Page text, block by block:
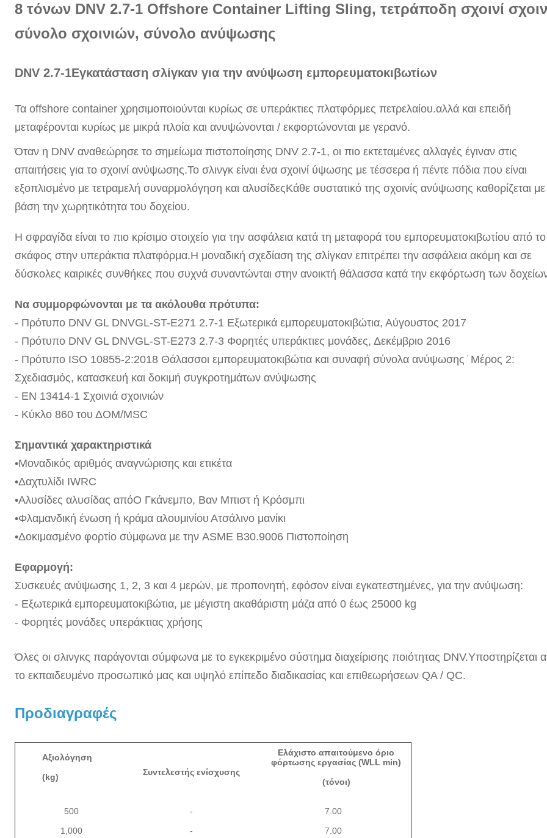
8 τόνων DNV 2.7-1 Offshore Container Lifting Sling, τετράποδη σχοινί
σύνολο σχοινιών, σύνολο ανύψωσης
DNV 2.7-1Εγκατάσταση σλίγκαν για την ανύψωση εμπορευματοκιβωτίων
Τα offshore container χρησιμοποιούνται κυρίως σε υπεράκτιες πλατφόρμες πετρελαίου.αλλά και επειδή
μεταφέρονται κυρίως με μικρά πλοία και ανυψώνονται / εκφορτώνονται με γερανό.
Όταν η DNV αναθεώρησε το σημείωμα πιστοποίησης DNV 2.7-1, οι πιο εκτεταμένες αλλαγές έγιναν στις
απαιτήσεις για το σχοινί ανύψωσης.Το σλινγκ είναι ένα σχοινί ύψωσης με τέσσερα ή πέντε πόδια που είναι
εξοπλισμένο με τετραμελή συναρμολόγηση και αλυσίδεςΚάθε συστατικό της σχοινίς ανύψωσης καθορίζεται με
βάση την χωρητικότητα του δοχείου.
Η σφραγίδα είναι το πιο κρίσιμο στοιχείο για την ασφάλεια κατά τη μεταφορά του εμπορευματοκιβωτίου από το
σκάφος στην υπεράκτια πλατφόρμα.Η μοναδική σχεδίαση της σλίγκαν επιτρέπει την ασφάλεια ακόμη και σε
δύσκολες καιρικές συνθήκες που συχνά συναντώνται στην ανοικτή θάλασσα κατά την εκφόρτωση των
Να συμμορφώνονται με τα ακόλουθα πρότυπα:
- Πρότυπο DNV GL DNVGL-ST-E271 2.7-1 Εξωτερικά εμπορευματοκιβώτια, Αύγουστος 2017
- Πρότυπο DNV GL DNVGL-ST-E273 2.7-3 Φορητές υπεράκτιες μονάδες, Δεκέμβριο 2016
- Πρότυπο ISO 10855-2:2018 Θάλασσοι εμπορευματοκιβώτια και συναφή σύνολα ανύψωσης ̇ Μέρος 2:
Σχεδιασμός, κατασκευή και δοκιμή συγκροτημάτων ανύψωσης
- EN 13414-1 Σχοινιά σχοινιών
- Κύκλο 860 του ΔΟΜ/MSC
Σημαντικά χαρακτηριστικά
•Μοναδικός αριθμός αναγνώρισης και ετικέτα
•Δαχτυλίδι IWRC
•Αλυσίδες αλυσίδας απόΟ Γκάνεμπο, Βαν Μπιστ ή Κρόσμπι
•Φλαμανδική ένωση ή κράμα αλουμινίου Ατσάλινο μανίκι
•Δοκιμασμένο φορτίο σύμφωνα με την ASME B30.9006 Πιστοποίηση
Εφαρμογή:
Συσκευές ανύψωσης 1, 2, 3 και 4 μερών, με προπονητή, εφόσον είναι εγκατεστημένες, για την ανύψωση:
- Εξωτερικά εμπορευματοκιβώτια, με μέγιστη ακαθάριστη μάζα από 0 έως 25000 kg
- Φορητές μονάδες υπεράκτιας χρήσης
Όλες οι σλινγκς παράγονται σύμφωνα με το εγκεκριμένο σύστημα διαχείρισης ποιότητας DNV.Υποστηρίζεται
το εκπαιδευμένο προσωπικό μας και υψηλό επίπεδο διαδικασίας και επιθεωρήσεων QA / QC.
Προδιαγραφές
Αξιολόγηση
(kg)
Συντελεστής ενίσχυσης
Ελάχιστο απαιτούμενο όριο
φόρτωσης εργασίας (WLL min)
(τόνοι)
500 -
7.00
1,000
- 7.00